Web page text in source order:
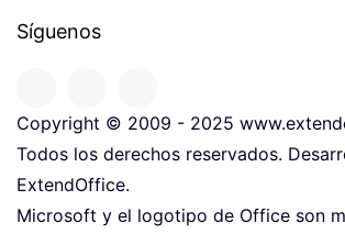
Síguenos
Copyright © 2009 - 2025
Todos los derechos reservados.
ExtendOffice.
Microsoft y el logotipo de Office son